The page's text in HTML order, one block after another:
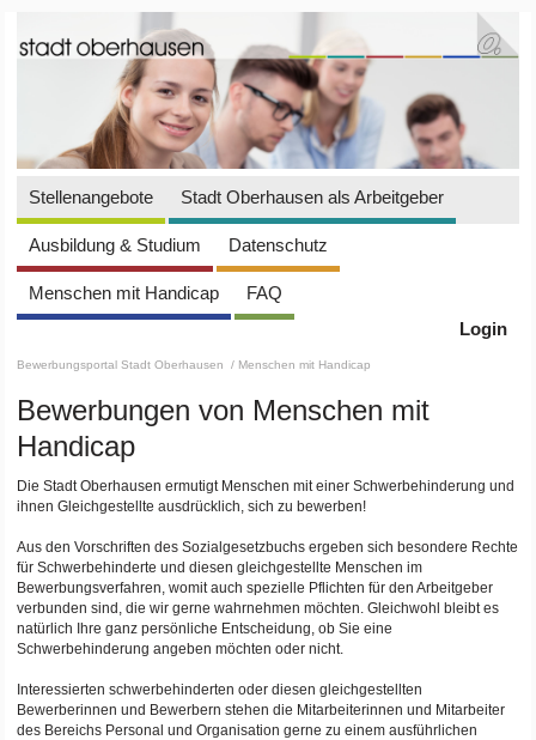
Stellenangebote Stadt Oberhausen als Arbeitgeber
Ausbildung & Studium Datenschutz
Menschen mit Handicap
FAQ
Login
Bewerbungsportal Stadt Oberhausen / Menschen mit Handicap
Bewerbungen von Menschen mit
Handicap
Die Stadt Oberhausen ermutigt Menschen mit einer Schwerbehinderung und
ihnen Gleichgestellte ausdrücklich, sich zu bewerben!
Aus den Vorschriften des Sozialgesetzbuchs ergeben sich besondere Rechte
für Schwerbehinderte und diesen gleichgestellte Menschen im
Bewerbungsverfahren, womit auch spezielle Pflichten für den Arbeitgeber
verbunden sind, die wir gerne wahrnehmen möchten. Gleichwohl bleibt es
natürlich Ihre ganz persönliche Entscheidung, ob Sie eine
Schwerbehinderung angeben möchten oder nicht.
Interessierten schwerbehinderten oder diesen gleichgestellten
Bewerberinnen und Bewerbern stehen die Mitarbeiterinnen und Mitarbeiter
des Bereichs Personal und Organisation gerne zu einem ausführlichen